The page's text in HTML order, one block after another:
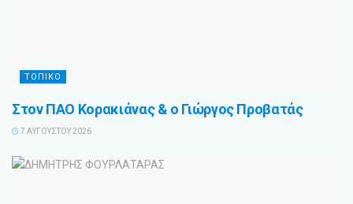
ΤΟΠΙΚΟ
Στον ΠΑΟ Κορακιάνας & ο Γιώργος Προβατάς
7 ΑΥΓΟΎΣΤΟΥ 2026